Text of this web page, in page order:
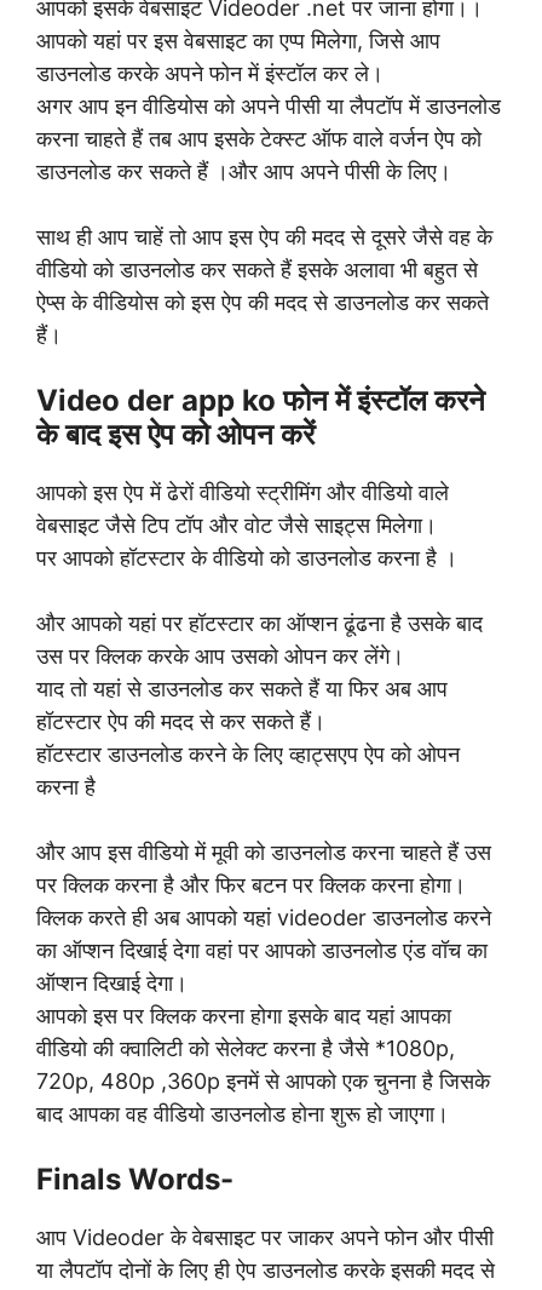
आपको इसके वेबसाइट Videoder .net पर जाना होगा।।
आपको यहां पर इस वेबसाइट का एप्प मिलेगा, जिसे आप
डाउनलोड करके अपने फोन में इंस्टॉल कर ले।
अगर आप इन वीडियोस को अपने पीसी या लैपटॉप में डाउनलोड
करना चाहते हैं तब आप इसके टेक्स्ट ऑफ वाले वर्जन ऐप को
डाउनलोड कर सकते हैं ।और आप अपने पीसी के लिए।
साथ ही आप चाहें तो आप इस ऐप की मदद से दूसरे जैसे वह के
वीडियो को डाउनलोड कर सकते हैं इसके अलावा भी बहुत से
ऐप्स के वीडियोस को इस ऐप की मदद से डाउनलोड कर सकते
हैं।
Video der app ko फोन में इंस्टॉल करने
के बाद इस ऐप को ओपन करें
आपको इस ऐप में ढेरों वीडियो स्ट्रीमिंग और वीडियो वाले
वेबसाइट जैसे टिप टॉप और वोट जैसे साइट्स मिलेगा।
पर आपको हॉटस्टार के वीडियो को डाउनलोड करना है ।
और आपको यहां पर हॉटस्टार का ऑप्शन ढूंढना है उसके बाद
उस पर क्लिक करके आप उसको ओपन कर लेंगे।
याद तो यहां से डाउनलोड कर सकते हैं या फिर अब आप
हॉटस्टार ऐप की मदद से कर सकते हैं।
हॉटस्टार डाउनलोड करने के लिए व्हाट्सएप ऐप को ओपन
करना है
और आप इस वीडियो में मूवी को डाउनलोड करना चाहते हैं उस
पर क्लिक करना है और फिर बटन पर क्लिक करना होगा।
क्लिक करते ही अब आपको यहां videoder डाउनलोड करने
का ऑप्शन दिखाई देगा वहां पर आपको डाउनलोड एंड वॉच का
ऑप्शन दिखाई देगा।
आपको इस पर क्लिक करना होगा इसके बाद यहां आपका
वीडियो की क्वालिटी को सेलेक्ट करना है जैसे *1080p,
720p, 480p ,360p इनमें से आपको एक चुनना है जिसके
बाद आपका वह वीडियो डाउनलोड होना शुरू हो जाएगा।
Finals Words-
आप Videoder के वेबसाइट पर जाकर अपने फोन और पीसी
या लैपटॉप दोनों के लिए ही ऐप डाउनलोड करके इसकी मदद से